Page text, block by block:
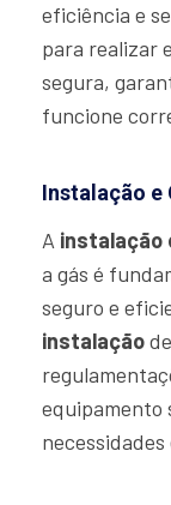
eficiência e
para realizar
segura,
funcione
Instalação e
A instalação
a gás é
seguro e
instalação
equipamento